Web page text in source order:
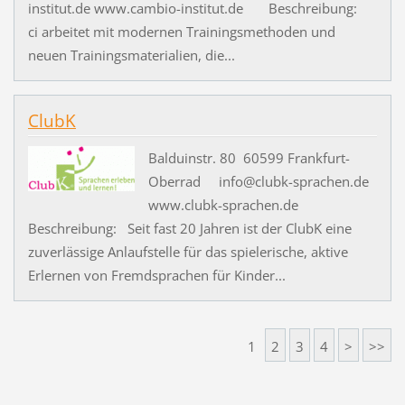
institut.de www.cambio-institut.de Beschreibung:
ci arbeitet mit modernen Trainingsmethoden und
neuen Trainingsmaterialien, die...
ClubK
Balduinstr. 80 60599 Frankfurt-
Oberrad info@clubk-sprachen.de
www.clubk-sprachen.de
Beschreibung: Seit fast 20 Jahren ist der ClubK eine
zuverlässige Anlaufstelle für das spielerische, aktive
Erlernen von Fremdsprachen für Kinder...
1 2 3 4 > >>